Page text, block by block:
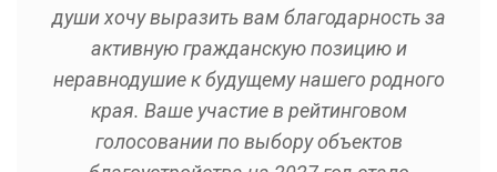
души хочу выразить вам благодарность за
активную гражданскую позицию и
неравнодушие к будущему нашего родного
края. Ваше участие в рейтинговом
голосовании по выбору объектов